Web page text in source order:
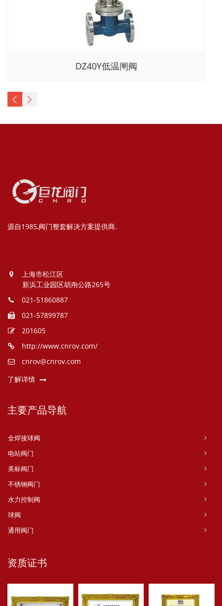
DZ40Y低温闸阀
源自1985,阀门整套解决方案提供商.
上海市松江区
新浜工业园区胡甪公路265号
021-51860887
021-57899787
201605
http://www.cnrov.com/
cnrov@cnrov.com
了解详情
主要产品导航
全焊接球阀
电站阀门
美标阀门
不锈钢阀门
水力控制阀
球阀
通用阀门
资质证书